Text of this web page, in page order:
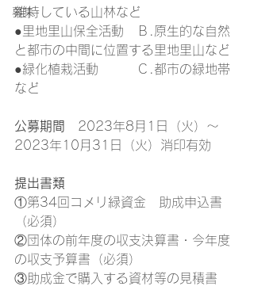
募集
維持している山林など
●里地里山保全活動　Ｂ.原生的な自然
と都市の中間に位置する里地里山など
●緑化植栽活動　　　Ｃ.都市の緑地帯
など
公募期間
2023年8月1日（火）～
2023年10月31日（火）消印有効
提出書類
①第34回コメリ緑資金　助成申込書
（必須）
②団体の前年度の収支決算書・今年度
の収支予算書（必須）
③助成金で購入する資材等の見積書